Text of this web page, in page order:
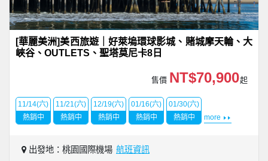
[華麗美洲]美西旅遊｜好萊塢環球影城、賭城摩天輪、大
峽谷、OUTLETS、聖塔莫尼卡8日
售價 NT$70,900起
11/14(六)
熱銷中
11/21(六)
熱銷中
12/19(六)
熱銷中
01/16(六)
熱銷中
01/30(六)
熱銷中
more
出發地：桃園國際機場 航班資訊